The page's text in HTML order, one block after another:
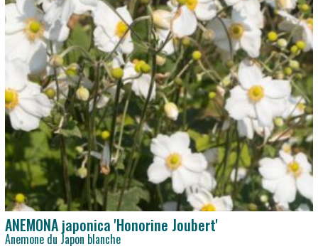
ANEMONA japonica 'Honorine Joubert'
Anemone du Japon blanche